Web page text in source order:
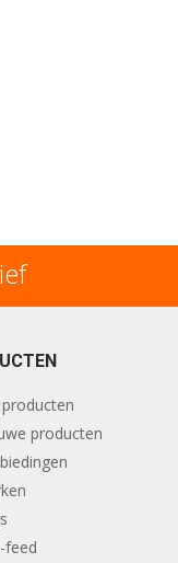
producten
feed